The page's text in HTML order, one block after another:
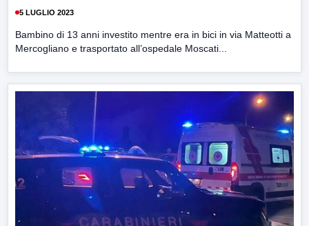
5 LUGLIO 2023
Bambino di 13 anni investito mentre era in bici in via Matteotti a
Mercogliano e trasportato all’ospedale Moscati...